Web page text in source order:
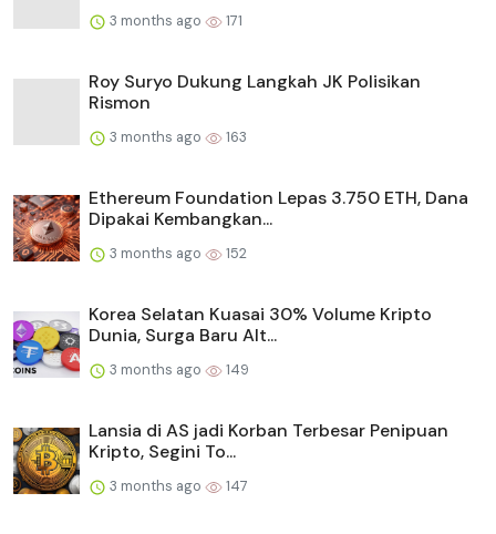
3 months ago 171
Roy Suryo Dukung Langkah JK Polisikan
Rismon
3 months ago 163
Ethereum Foundation Lepas 3.750 ETH, Dana
Dipakai Kembangkan...
3 months ago 152
Korea Selatan Kuasai 30% Volume Kripto
Dunia, Surga Baru Alt...
3 months ago 149
Lansia di AS jadi Korban Terbesar Penipuan
Kripto, Segini To...
3 months ago 147